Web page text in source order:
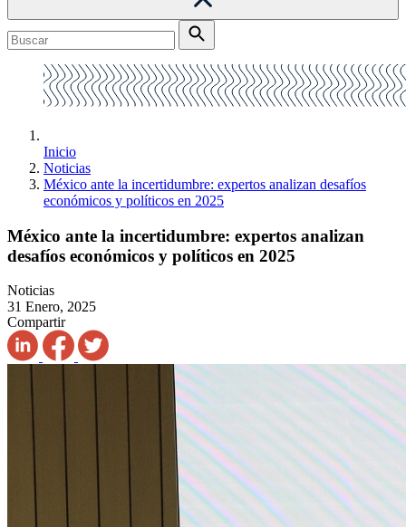
Inicio
Noticias
México ante la incertidumbre: expertos analizan desafíos
económicos y políticos en 2025
México ante la incertidumbre: expertos analizan
desafíos económicos y políticos en 2025
Noticias
31 Enero, 2025
Compartir